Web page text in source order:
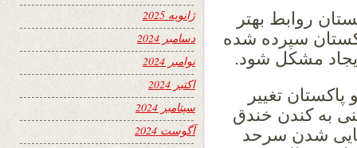
روابط بهتر
سپرده شده
مشکل شود.
تغییر
به کندن خندق
شدن سرحد
ژانویه 2025
دسامبر 2024
نوامبر 2024
اکتبر 2024
سپتامبر 2024
آگوست 2024